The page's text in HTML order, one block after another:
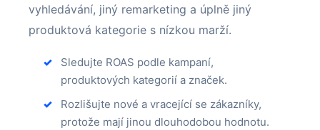
vyhledávání, jiný remarketing a úplně jiný
produktová kategorie s nízkou marží.
Sledujte ROAS podle kampaní,
produktových kategorií a značek.
Rozlišujte nové a vracející se zákazníky,
protože mají jinou dlouhodobou hodnotu.